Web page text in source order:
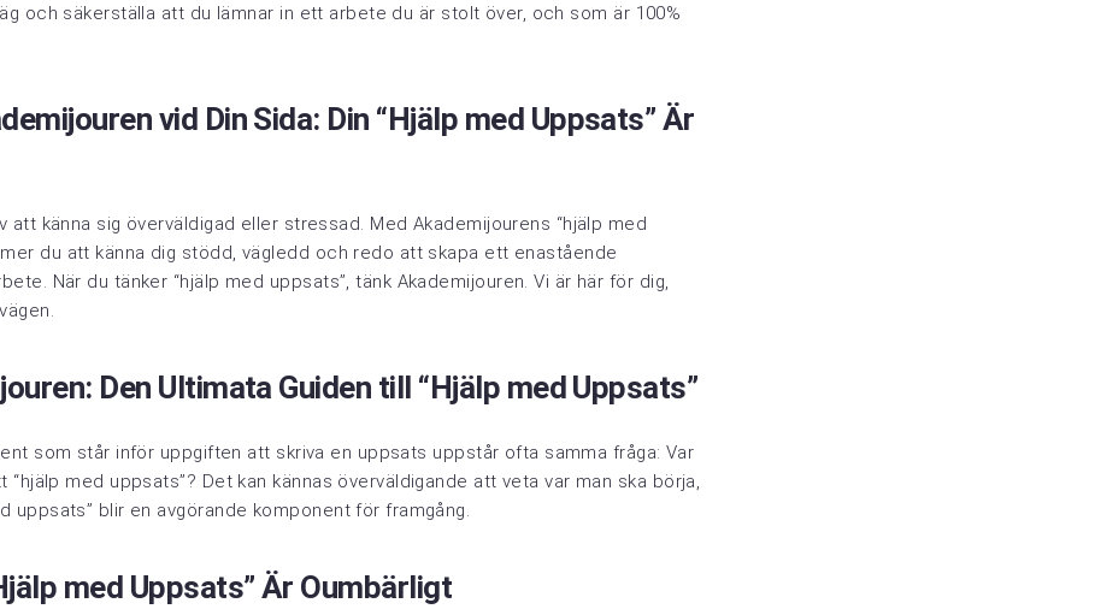
och säkerställa att du lämnar in ett arbete du är stolt över, och som är 100%
vid Din Sida: Din “Hjälp med Uppsats” Är
att känna sig överväldigad eller stressad. Med Akademijourens “hjälp med
du att känna dig stödd, vägledd och redo att skapa ett enastående
När du tänker “hjälp med uppsats”, tänk Akademijouren. Vi är här för dig,
Den Ultimata Guiden till “Hjälp med Uppsats”
som står inför uppgiften att skriva en uppsats uppstår ofta samma fråga: Var
“hjälp med uppsats”? Det kan kännas överväldigande att veta var man ska börja,
uppsats” blir en avgörande komponent för framgång.
med Uppsats” Är Oumbärligt